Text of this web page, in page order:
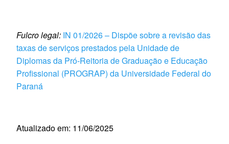
Fulcro legal: IN 01/2026 – Dispõe sobre a revisão das
taxas de serviços prestados pela Unidade de
Diplomas da Pró-Reitoria de Graduação e Educação
Profissional (PROGRAP) da Universidade Federal do
Paraná
Atualizado em: 11/06/2025